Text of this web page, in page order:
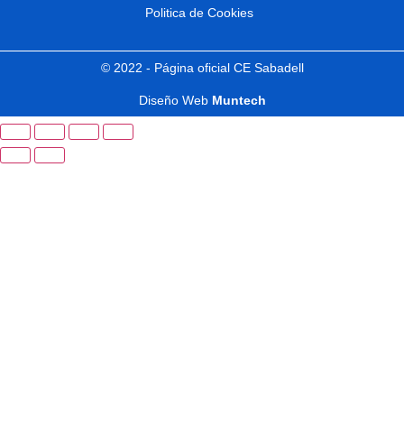
Politica de Cookies
© 2022 - Página oficial CE Sabadell
Diseño Web Muntech